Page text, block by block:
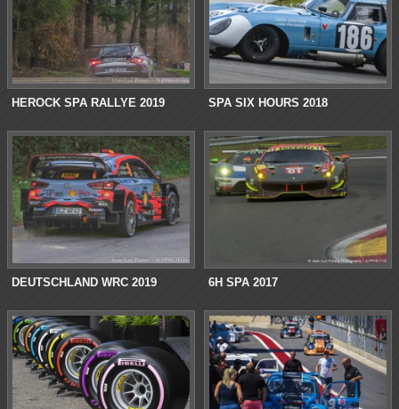
HEROCK SPA RALLYE 2019 SPA SIX HOURS 2018
DEUTSCHLAND WRC 2019 6H SPA 2017